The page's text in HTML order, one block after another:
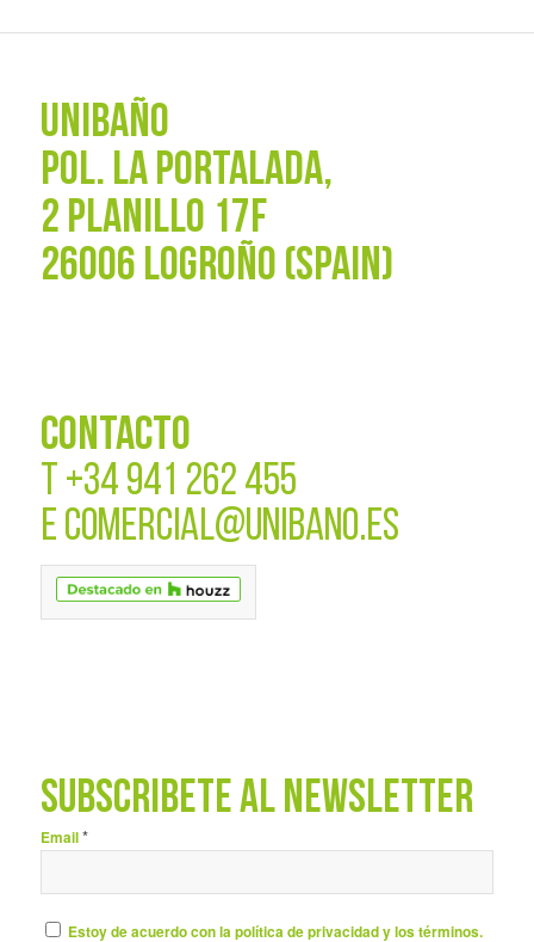
UNIBAÑO
POL. La Portalada,
2 PLANILLO 17F
26006 LOGROÑO (SPAIN)
CONTACTO
T +34 941 262 455
E COMERCIAL@UNIBANO.ES
SUBSCRÍBETE AL NEWSLETTER
Email*
Estoy de acuerdo con la política de privacidad y los términos.